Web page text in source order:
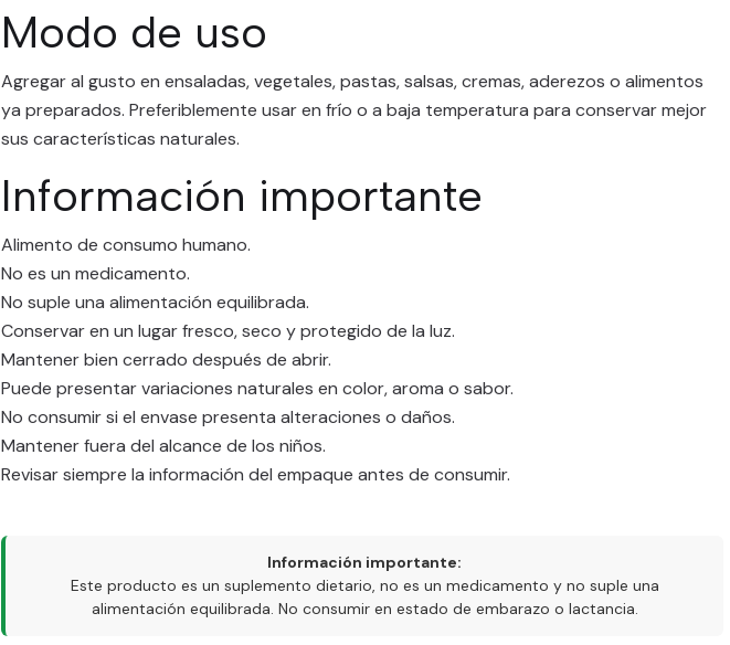
Modo de uso
Agregar al gusto en ensaladas, vegetales, pastas, salsas, cremas, aderezos o alimentos
ya preparados. Preferiblemente usar en frío o a baja temperatura para conservar mejor
sus características naturales.
Información importante
Alimento de consumo humano.
No es un medicamento.
No suple una alimentación equilibrada.
Conservar en un lugar fresco, seco y protegido de la luz.
Mantener bien cerrado después de abrir.
Puede presentar variaciones naturales en color, aroma o sabor.
No consumir si el envase presenta alteraciones o daños.
Mantener fuera del alcance de los niños.
Revisar siempre la información del empaque antes de consumir.
Información importante:
Este producto es un suplemento dietario, no es un medicamento y no suple una
alimentación equilibrada. No consumir en estado de embarazo o lactancia.